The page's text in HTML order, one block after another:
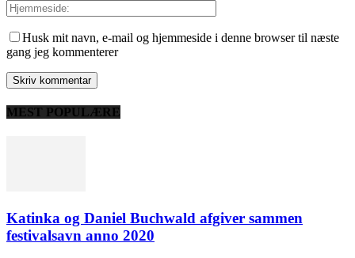
Husk mit navn, e-mail og hjemmeside i denne browser til næste
gang jeg kommenterer
MEST POPULÆRE
Katinka og Daniel Buchwald afgiver sammen
festivalsavn anno 2020